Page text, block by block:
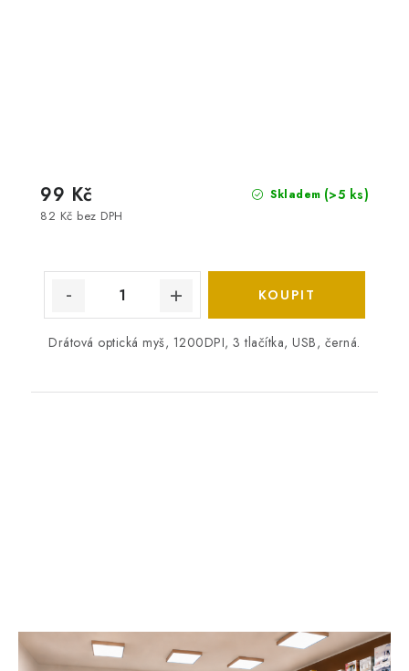
Skladem (>5 ks)
82 Kč bez DPH
99 Kč
Drátová optická myš, 1200DPI, 3 tlačítka, USB, černá.